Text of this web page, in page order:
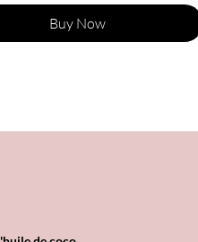
: Fruits floraux. Notes de
Cerise, muguet, bois de
Buy Now